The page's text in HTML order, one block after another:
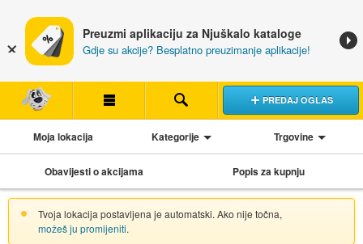
Preuzmi aplikaciju za Njuškalo kataloge
Gdje su akcije? Besplatno preuzimanje aplikacije!
PREDAJ OGLAS
Moja lokacija Kategorije Trgovine
Obavijesti o akcijama Popis za kupnju
Tvoja lokacija postavljena je automatski. Ako nije točna,
možeš ju promijeniti.